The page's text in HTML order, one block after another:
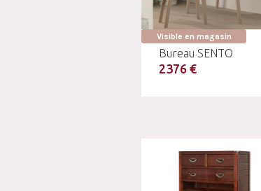
Visible en magasin
Bureau SENTO
2376 €